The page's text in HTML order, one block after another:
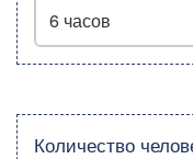
Количество